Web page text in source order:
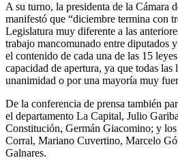
A su turno, la presidenta de la Cámara
manifestó que “diciembre termina con
Legislatura muy diferente a las
trabajo mancomunado entre diputados
el contenido de cada una de las 15
capacidad de apertura, ya que todas las
unanimidad o por una mayoría muy
De la conferencia de prensa también
el departamento La Capital, Julio
Constitución, Germán Giacomino; y
Corral, Mariano Cuvertino, Marcelo
Galnares.